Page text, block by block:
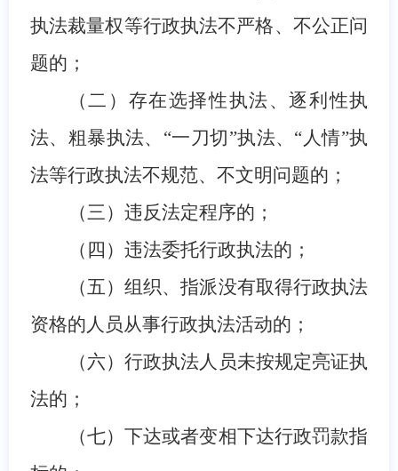
执法裁量权等行政执法不严格、不公正问
题的；
（二 ）存在选择性执法、逐利性执
法、粗暴执法、“一刀切”执法、 “人情”执
法等行政执法不规范、不文明问题的；
（三） 违反法定程序的；
（四）违法委托行政执法的；
（五）组织、指派没有取得行政执法
资格的人员从事行政执法活动的；
（六）行政执法人员未按规定亮证执
法的；
（七）下达或者变相下达行政罚款指